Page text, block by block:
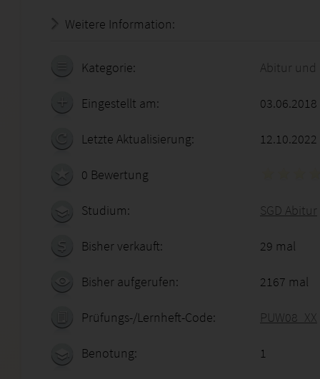
Weitere Information:
Kategorie: Abitur und
Eingestellt am:
Letzte Aktualisierung: 12.10.2022
0 Bewertung
Studium: SGD Abitur
Bisher verkauft: 29 mal
Bisher aufgerufen: 2167 mal
Prüfungs-/Lernheft-Code: PUW08_XX
Benotung: 1